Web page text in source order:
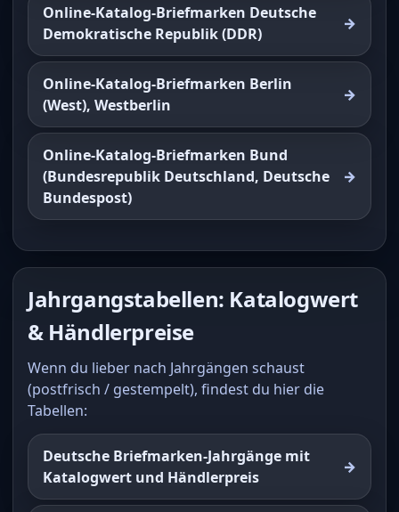
Online-Katalog-Briefmarken Deutsche
Demokratische Republik (DDR)
Online-Katalog-Briefmarken Berlin
(West), Westberlin
Online-Katalog-Briefmarken Bund
(Bundesrepublik Deutschland, Deutsche
Bundespost)
Jahrgangstabellen: Katalogwert
& Händlerpreise
Wenn du lieber nach Jahrgängen schaust
(postfrisch / gestempelt), findest du hier die
Tabellen:
Deutsche Briefmarken-Jahrgänge mit
Katalogwert und Händlerpreis